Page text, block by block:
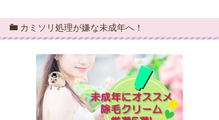
カミソリ処理が嫌な未成年へ！